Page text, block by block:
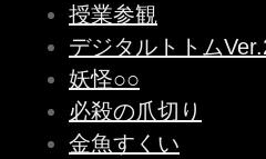
授業参観
デジタルトトム
妖怪○○
必殺の爪切り
金魚すくい